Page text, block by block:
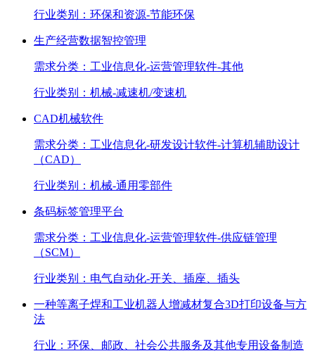
行业类别： 环保和资源-节能环保
生产经营数据智控管理
需求分类： 工业信息化-运营管理软件-其他
行业类别： 机械-减速机/变速机
CAD机械软件
需求分类： 工业信息化-研发设计软件-计算机辅助设计
（CAD）
行业类别： 机械-通用零部件
条码标签管理平台
需求分类： 工业信息化-运营管理软件-供应链管理
（SCM）
行业类别： 电气自动化-开关、插座、插头
一种等离子焊和工业机器人增减材复合3D打印设备与方
法
行业： 环保、邮政、社会公共服务及其他专用设备制造